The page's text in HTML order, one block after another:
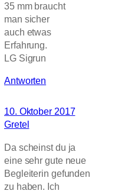
35 mm braucht
man sicher
auch etwas
Erfahrung.
LG Sigrun
Antworten
10. Oktober 2017
Gretel
Da scheinst du ja
eine sehr gute neue
Begleiterin gefunden
zu haben. Ich